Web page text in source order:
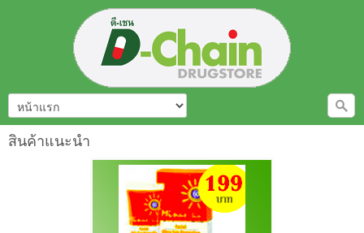
สินค้าแนะนำ